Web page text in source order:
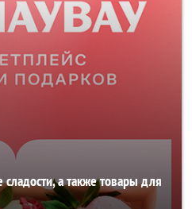
а также товары для